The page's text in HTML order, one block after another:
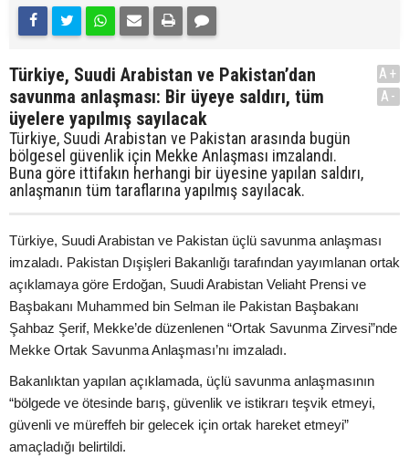
Türkiye, Suudi Arabistan ve Pakistan’dan
savunma anlaşması: Bir üyeye saldırı, tüm
üyelere yapılmış sayılacak
Türkiye, Suudi Arabistan ve Pakistan arasında bugün
bölgesel güvenlik için Mekke Anlaşması imzalandı.
Buna göre ittifakın herhangi bir üyesine yapılan saldırı,
anlaşmanın tüm taraflarına yapılmış sayılacak.
A+
A-
Türkiye, Suudi Arabistan ve Pakistan üçlü savunma anlaşması
imzaladı. Pakistan Dışişleri Bakanlığı tarafından yayımlanan ortak
açıklamaya göre Erdoğan, Suudi Arabistan Veliaht Prensi ve
Başbakanı Muhammed bin Selman ile Pakistan Başbakanı
Şahbaz Şerif, Mekke’de düzenlenen “Ortak Savunma Zirvesi”nde
Mekke Ortak Savunma Anlaşması’nı imzaladı.
Bakanlıktan yapılan açıklamada, üçlü savunma anlaşmasının
“bölgede ve ötesinde barış, güvenlik ve istikrarı teşvik etmeyi,
güvenli ve müreffeh bir gelecek için ortak hareket etmeyi”
amaçladığı belirtildi.